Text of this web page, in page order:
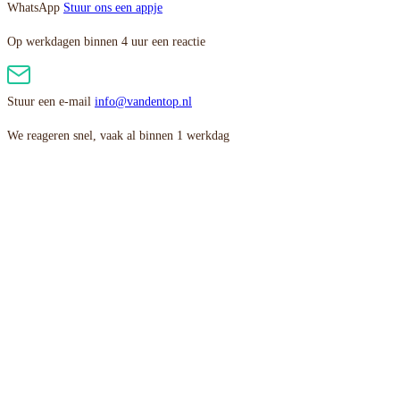
WhatsApp Stuur ons een appje
Op werkdagen binnen 4 uur een reactie
Stuur een e-mail info@vandentop.nl
We reageren snel, vaak al binnen 1 werkdag